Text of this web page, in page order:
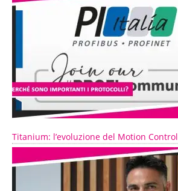
Titanium: l’evoluzione del Motion Control